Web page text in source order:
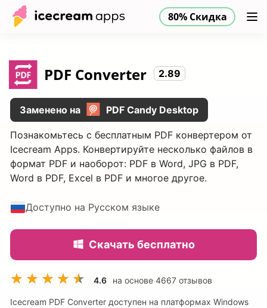
80% Скидка
Продукты Магазин Помощь 80% СкидкаRU
PDF Converter 2.89
Заменено на PDF Candy Desktop
Познакомьтесь с бесплатным PDF конвертером от
Icecream Apps. Конвертируйте несколько файлов в
формат PDF и наоборот: PDF в Word, JPG в PDF,
Word в PDF, Excel в PDF и многое другое.
Доступно на Русском языке
Скачать бесплатно
4.6 на основе 4667 отзывов
Icecream PDF Converter доступен на платформах Windows